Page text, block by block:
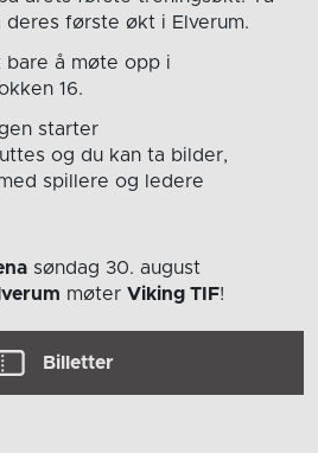
første økt i Elverum.
bare å møte opp i
16.
starter
og du kan ta bilder,
spillere og ledere
søndag 30. august
møter Viking TIF!
Billetter